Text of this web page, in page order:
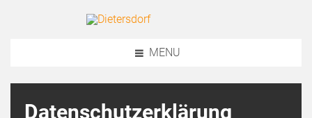
MENU
Datenschutzerklärung